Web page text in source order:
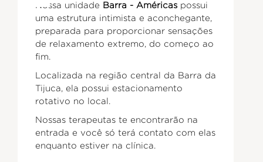
Nossa unidade Barra - Américas possui
uma estrutura intimista e aconchegante,
preparada para proporcionar sensações
de relaxamento extremo, do começo ao
fim.
Localizada na região central da Barra da
Tijuca, ela possui estacionamento
rotativo no local.
Nossas terapeutas te encontrarão na
entrada e você só terá contato com elas
enquanto estiver na clínica.